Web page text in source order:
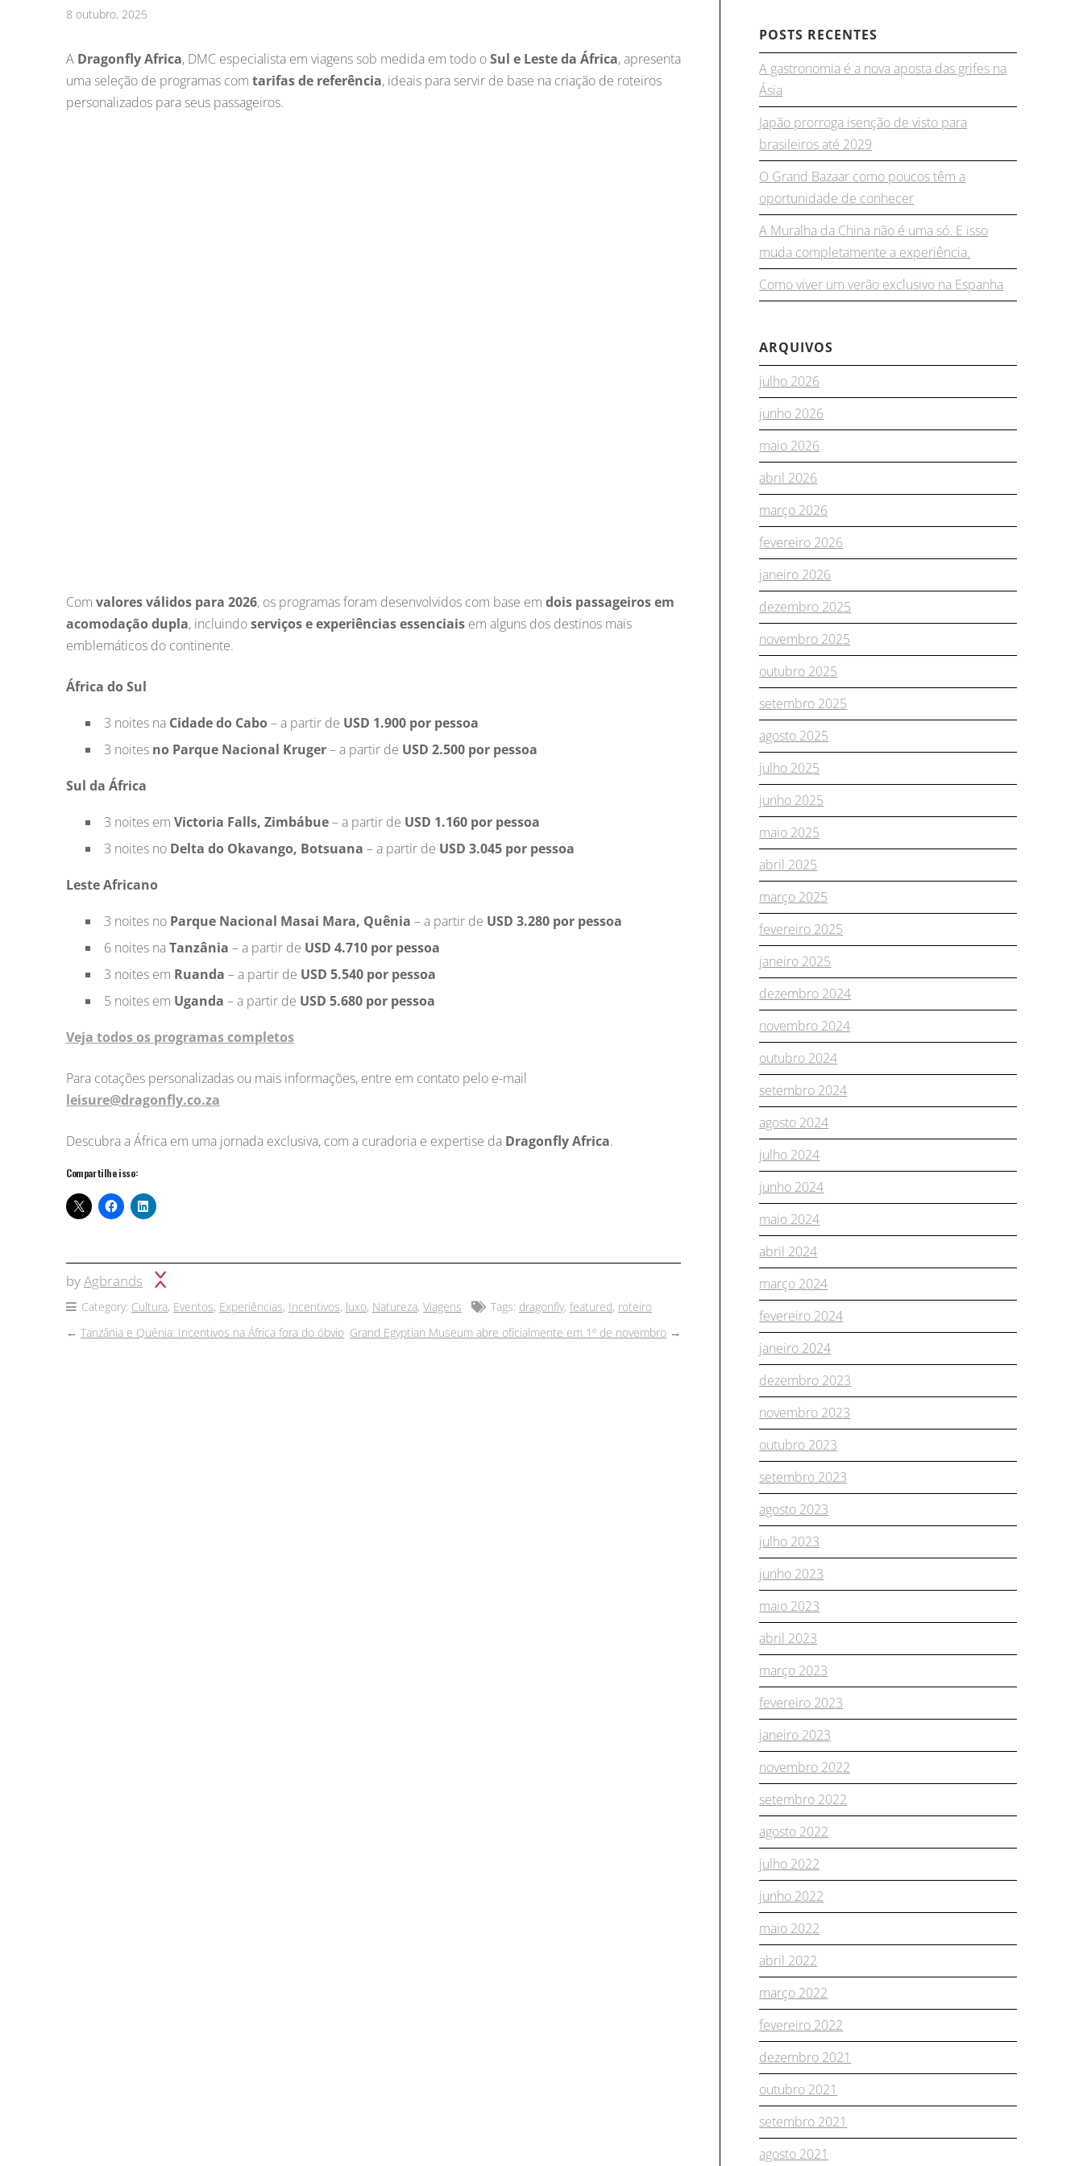
8 outubro, 2025
A Dragonfly Africa, DMC especialista em viagens sob medida em todo oSul e Leste da África, apresenta
uma seleção de programas com tarifas de referência, ideais para servir de base na criação de roteiros
personalizados para seus passageiros.
Com valores válidos para 2026, os programas foram desenvolvidos com base em dois passageiros em
acomodação dupla, incluindoserviços e experiências essenciais em alguns dos destinos mais
emblemáticos do continente.
África do Sul
3 noites na Cidade do Cabo– a partir de USD 1.900 por pessoa
3 noites no Parque Nacional Kruger– a partir de USD 2.500 por pessoa
Sul da África
3 noites em Victoria Falls, Zimbábue– a partir de USD 1.160 por pessoa
3 noites no Delta do Okavango, Botsuana – a partir de USD 3.045 por pessoa
Leste Africano
3 noites no Parque Nacional Masai Mara, Quênia – a partir de USD 3.280 por pessoa
6 noites naTanzânia – a partir de USD 4.710 por pessoa
3 noites em Ruanda – a partir de USD 5.540 por pessoa
5 noites em Uganda – a partir de USD 5.680 por pessoa
Veja todos os programas completos
Para cotações personalizadas ou mais informações, entre em contato pelo e-mail
leisure@dragonfly.co.za
Descubra a África em uma jornada exclusiva, com a curadoria e expertise da Dragonfly Africa.
Compartilhe isso:
byAgbrands
Category: Cultura, Eventos, Experiências, Incentivos, luxo, Natureza, Viagens Tags: dragonfly, featured, roteiro
← Tanzânia e Quênia: Incentivos na África fora do óbvio Grand Egyptian Museum abre oficialmente em 1º de novembro →
POSTS RECENTES
A gastronomia é a nova aposta das grifes na
Ásia
Japão prorroga isenção de visto para
brasileiros até 2029
O Grand Bazaar como poucos têm a
oportunidade de conhecer
A Muralha da China não é uma só. E isso
muda completamente a experiência.
Como viver um verão exclusivo na Espanha
ARQUIVOS
julho 2026
junho 2026
maio 2026
abril 2026
março 2026
fevereiro 2026
janeiro 2026
dezembro 2025
novembro 2025
outubro 2025
setembro 2025
agosto 2025
julho 2025
junho 2025
maio 2025
abril 2025
março 2025
fevereiro 2025
janeiro 2025
dezembro 2024
novembro 2024
outubro 2024
setembro 2024
agosto 2024
julho 2024
junho 2024
maio 2024
abril 2024
março 2024
fevereiro 2024
janeiro 2024
dezembro 2023
novembro 2023
outubro 2023
setembro 2023
agosto 2023
julho 2023
junho 2023
maio 2023
abril 2023
março 2023
fevereiro 2023
janeiro 2023
novembro 2022
setembro 2022
agosto 2022
julho 2022
junho 2022
maio 2022
abril 2022
março 2022
fevereiro 2022
dezembro 2021
outubro 2021
setembro 2021
agosto 2021